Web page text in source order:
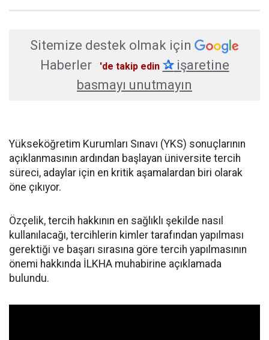
Sitemize destek olmak için
Haberler
'de takip edin ✰işaretine
basmayı unutmayın
Yükseköğretim Kurumları Sınavı (YKS) sonuçlarının
açıklanmasının ardından başlayan üniversite tercih
süreci, adaylar için en kritik aşamalardan biri olarak
öne çıkıyor.
Özçelik, tercih hakkının en sağlıklı şekilde nasıl
kullanılacağı, tercihlerin kimler tarafından yapılması
gerektiği ve başarı sırasına göre tercih yapılmasının
önemi hakkında İLKHA muhabirine açıklamada
bulundu.